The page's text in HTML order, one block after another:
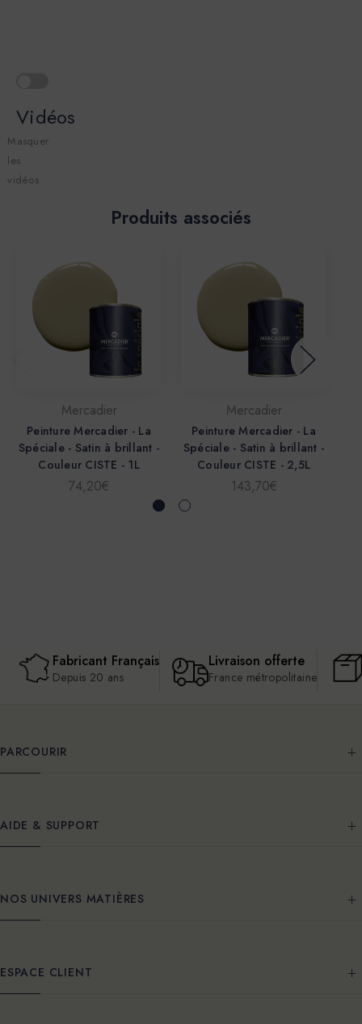
Vidéos
Masquer
les
vidéos
Produits associés
Mercadier
Peinture Mercadier - La
Spéciale - Satin à brillant -
Couleur CISTE - 1L
74,20€
Mercadier
Peinture Mercadier - La
Spéciale - Satin à brillant -
Couleur CISTE - 2,5L
143,70€
Fabricant Français
Depuis 20 ans
Livraison offerte
France métropolitaine
PARCOURIR
AIDE & SUPPORT
NOS UNIVERS MATIÈRES
ESPACE CLIENT